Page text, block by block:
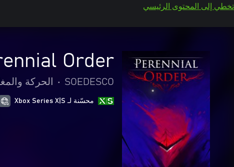
تخطي إلى المحتوى الرئيسي
Order
SOEDESCO
• الحركة
محسّنة لـ Xbox Series X|S